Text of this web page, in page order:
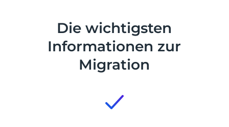
Die wichtigsten
Informationen zur
Migration